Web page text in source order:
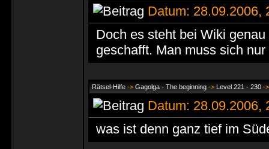
Datum:
Doch es steht bei Wiki
geschafft. Man muss sich
Rätsel-Hilfe -> Gagolga - The beginning -> Level 221 - 230 -
Datum:
was ist denn ganz tief im